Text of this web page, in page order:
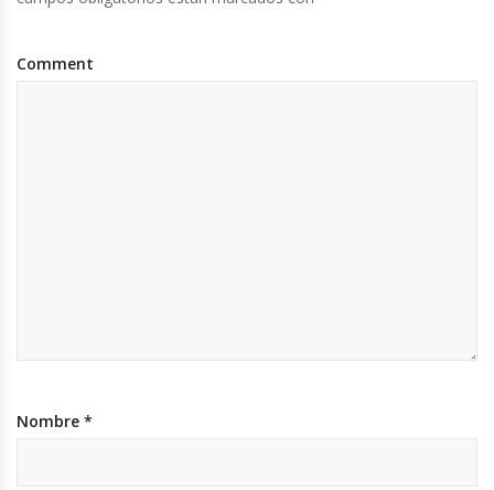
Comment
Nombre *